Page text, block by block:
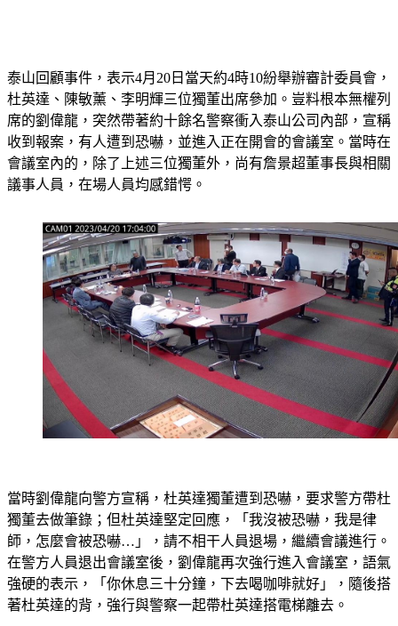
泰山回顧事件，表示4月20日當天約4時10紛舉辦審計委員會，
杜英達、陳敏薰、李明輝三位獨董出席參加。豈料根本無權列
席的劉偉龍，突然帶著約十餘名警察衝入泰山公司內部，宣稱
收到報案，有人遭到恐嚇，並進入正在開會的會議室。當時在
會議室內的，除了上述三位獨董外，尚有詹景超董事長與相關
議事人員，在場人員均感錯愕。
當時劉偉龍向警方宣稱，杜英達獨董遭到恐嚇，要求警方帶杜
獨董去做筆錄；但杜英達堅定回應，「我沒被恐嚇，我是律
師，怎麼會被恐嚇…」，請不相干人員退場，繼續會議進行。
在警方人員退出會議室後，劉偉龍再次強行進入會議室，語氣
強硬的表示，「你休息三十分鐘，下去喝咖啡就好」，隨後搭
著杜英達的背，強行與警察一起帶杜英達搭電梯離去。